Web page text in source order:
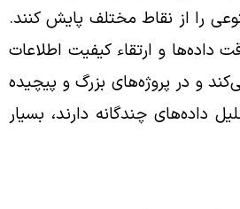
را از نقاط مختلف پایش کنند.
داده‌ها و ارتقاء کیفیت اطلاعات
و در پروژه‌های بزرگ و پیچیده
داده‌های چندگانه دارند، بسیار